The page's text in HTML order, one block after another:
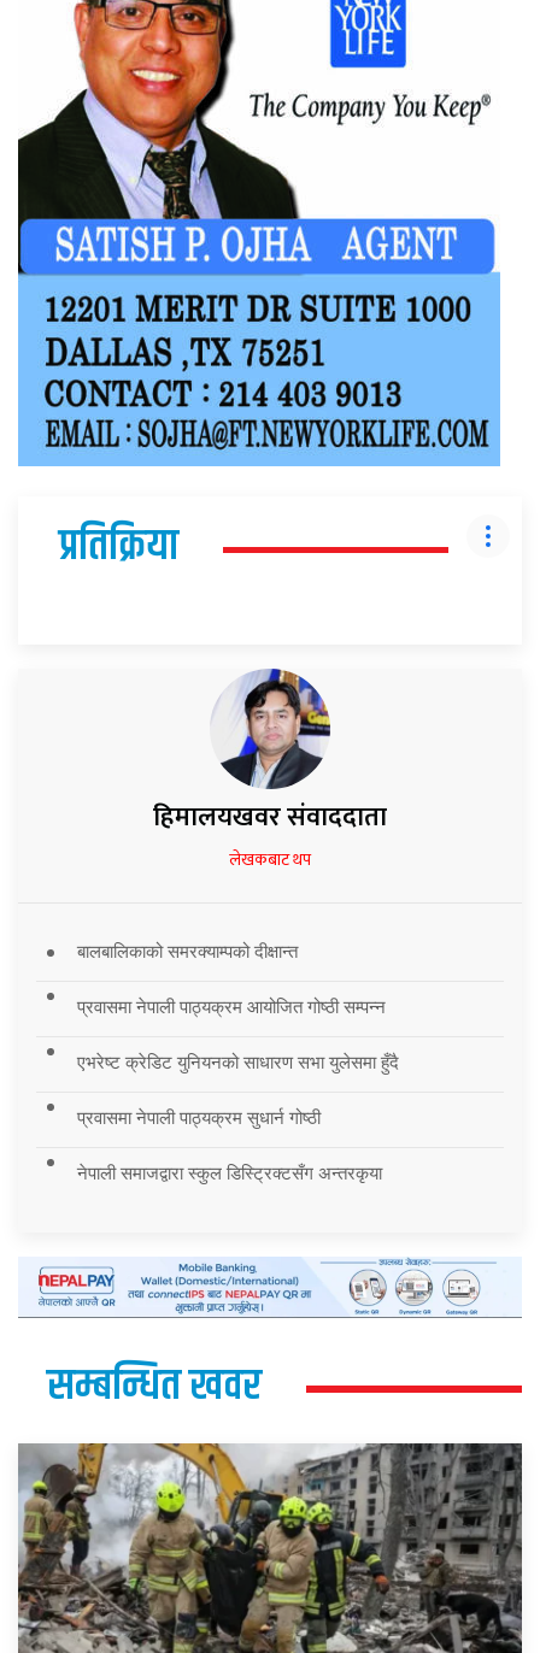
प्रतिक्रिया
हिमालयखवर संवाददाता
लेखकबाट थप
बालबालिकाको समरक्याम्पको दीक्षान्त
प्रवासमा नेपाली पाठ्यक्रम आयोजित गोष्ठी सम्पन्न
एभरेष्ट क्रेडिट युनियनको साधारण सभा युलेसमा हुँदै
प्रवासमा नेपाली पाठ्यक्रम सुधार्न गोष्ठी
नेपाली समाजद्वारा स्कुल डिस्ट्रिक्टसँग अन्तरकृया
सम्बन्धित खवर